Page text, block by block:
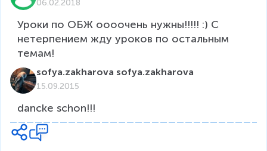
06.02.2018
Уроки по ОБЖ оооочень нужны!!!!! :) С
нетерпением жду уроков по остальным
темам!
sofya.zakharova sofya.zakharova
15.09.2015
dancke schon!!!